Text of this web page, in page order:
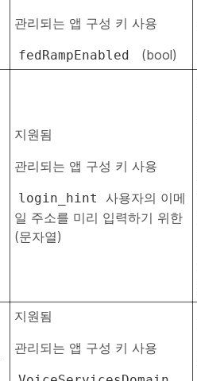
관리되는 앱 구성 키 사용
fedRampEnabled (bool)
지원됨
관리되는 앱 구성 키 사용
login_hint
사용자의 이메
일 주소를 미리 입력하기 위한
(문자열)
지원됨
관리되는 앱 구성 키 사용